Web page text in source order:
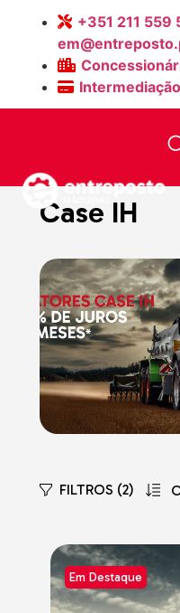
+351 211
Case IH
FILTROS (2)
Em Destaque